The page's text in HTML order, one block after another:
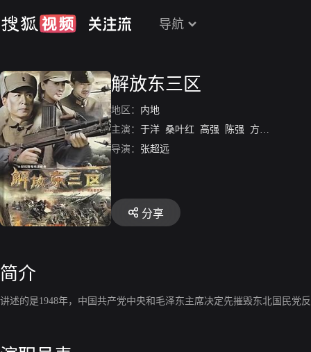
导航
解放东三区
地区： 内地
主演： 于洋 桑叶红 高强 陈强 方涛
导演： 张超远
分享
简介
讲述的是1948年，中国共产党中央和毛泽东主席决定先摧毁东北国民党